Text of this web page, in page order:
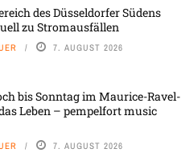
des Düsseldorfer Südens
zu Stromausfällen
7. AUGUST 2026
bis Sonntag im Maurice-Ravel-
Leben – pempelfort music
7. AUGUST 2026